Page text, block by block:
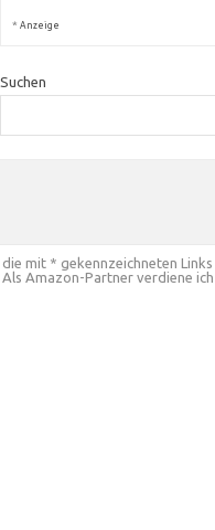
* Anzeige
Suchen
die mit * gekennzeichneten
Als Amazon-Partner verdiene